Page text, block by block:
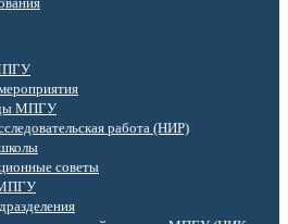
МПГУ
работа (НИР)
советы